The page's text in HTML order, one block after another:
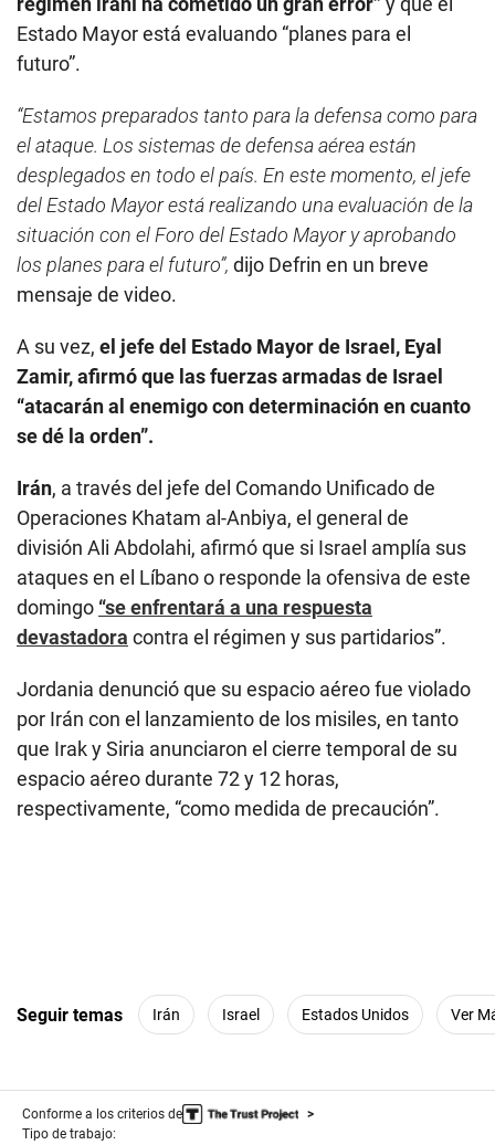
Estado Mayor está evaluando “planes para el
futuro”.
“Estamos preparados tanto para la defensa como para
el ataque. Los sistemas de defensa aérea están
desplegados en todo el país. En este momento, el jefe
del Estado Mayor está realizando una evaluación de la
situación con el Foro del Estado Mayor y aprobando
los planes para el futuro”, dijo Defrin en un breve
mensaje de video.
A su vez, el jefe del Estado Mayor de Israel, Eyal
Zamir, afirmó que las fuerzas armadas de Israel
“atacarán al enemigo con determinación en cuanto
se dé la orden”.
Irán, a través del jefe del Comando Unificado de
Operaciones Khatam al-Anbiya, el general de
división Ali Abdolahi, afirmó que si Israel amplía sus
ataques en el Líbano o responde la ofensiva de este
domingo “se enfrentará a una respuesta
devastadora contra el régimen y sus partidarios”.
Jordania denunció que su espacio aéreo fue violado
por Irán con el lanzamiento de los misiles, en tanto
que Irak y Siria anunciaron el cierre temporal de su
espacio aéreo durante 72 y 12 horas,
respectivamente, “como medida de precaución”.
Seguir temas Irán Israel Estados Unidos Ver
Conforme a los criterios de
Tipo de trabajo: